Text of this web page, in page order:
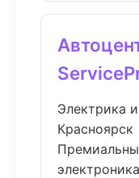
Электрика
Красноярск